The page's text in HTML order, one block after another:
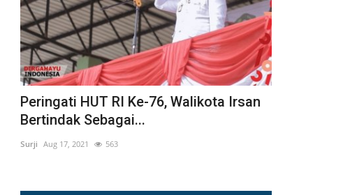
Peringati HUT RI Ke-76, Walikota Irsan
Bertindak Sebagai...
Surji Aug 17, 2021 563